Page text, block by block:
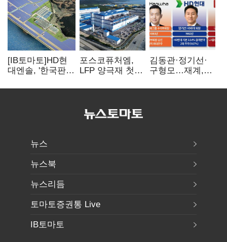
[IB토마토]HD현
대엔솔, '한국판
세액공제 선택이
포스코퓨처엠,
LFP 양극재 첫
ESS 시장 공략
김동관·정기선·
구형모…재계,
전성시대
뉴스
뉴스북
뉴스리듬
토마토증권통 Live
IB토마토